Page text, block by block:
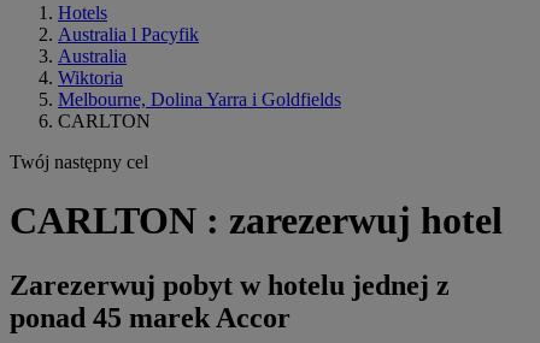
Hotels
Australia l Pacyfik
Australia
Wiktoria
Melbourne, Dolina Yarra i Goldfields
CARLTON
Twój następny cel
CARLTON : zarezerwuj hotel
Zarezerwuj pobyt w hotelu jednej z
ponad 45 marek Accor